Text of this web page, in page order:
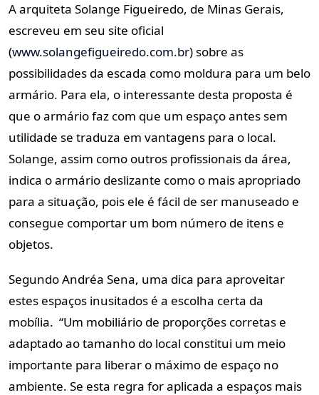
A arquiteta Solange Figueiredo, de Minas Gerais,
escreveu em seu site oficial
(www.solangefigueiredo.com.br) sobre as
possibilidades da escada como moldura para um belo
armário. Para ela, o interessante desta proposta é
que o armário faz com que um espaço antes sem
utilidade se traduza em vantagens para o local.
Solange, assim como outros profissionais da área,
indica o armário deslizante como o mais apropriado
para a situação, pois ele é fácil de ser manuseado e
consegue comportar um bom número de itens e
objetos.
Segundo Andréa Sena, uma dica para aproveitar
estes espaços inusitados é a escolha certa da
mobília. “Um mobiliário de proporções corretas e
adaptado ao tamanho do local constitui um meio
importante para liberar o máximo de espaço no
ambiente. Se esta regra for aplicada a espaços mais